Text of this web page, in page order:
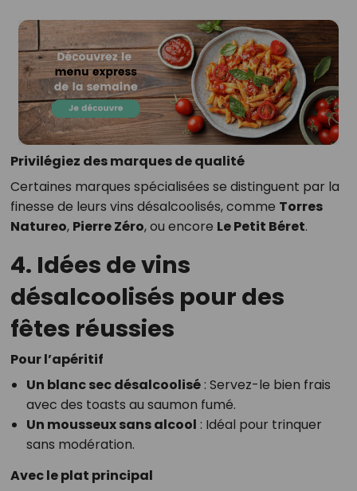
Privilégiez des marques de qualité
Certaines marques spécialisées se distinguent par la
finesse de leurs vins désalcoolisés, comme Torres
Natureo, Pierre Zéro, ou encore Le Petit Béret.
4. Idées de vins
désalcoolisés pour des
fêtes réussies
Pour l’apéritif
Un blanc sec désalcoolisé: Servez-le bien frais
avec des toasts au saumon fumé.
Un mousseux sans alcool : Idéal pour trinquer
sans modération.
Avec le plat principal